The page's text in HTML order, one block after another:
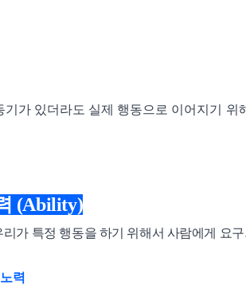
기가 있더라도 실제 행동으로 이어지기 위
(Ability)
리가 특정 행동을 하기 위해서 사람에게 요
력